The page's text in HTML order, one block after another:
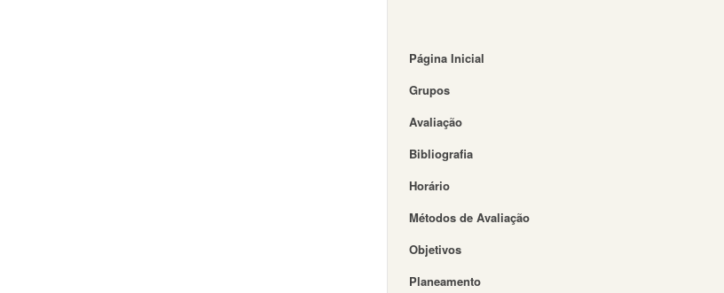
Página Inicial
Grupos
Avaliação
Bibliografia
Horário
Métodos de Avaliação
Objetivos
Planeamento